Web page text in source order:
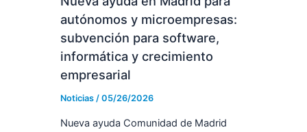
autónomos y microempresas:
subvención para software,
informática y crecimiento
empresarial
Noticias/ 05/26/2026
Nueva ayuda Comunidad de Madrid